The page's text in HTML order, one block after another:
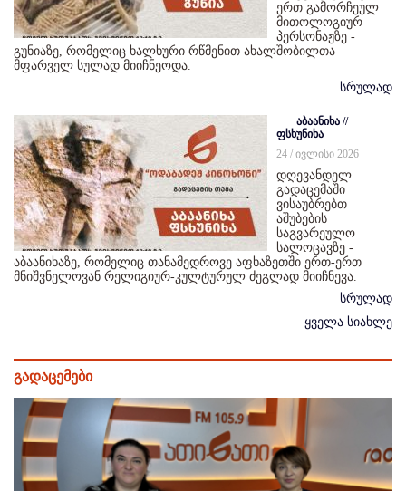
ერთ გამორჩეულ
მითოლოგიურ
პერსონაჟზე -
გუნიაზე, რომელიც ხალხური რწმენით ახალშობილთა
მფარველ სულად მიიჩნეოდა.
სრულად
აბაანიხა //
ფსხუნიხა
24 / ივლისი 2026
დღევანდელ
გადაცემაში
ვისაუბრებთ
აშუბების
საგვარეულო
სალოცავზე -
აბაანიხაზე, რომელიც თანამედროვე აფხაზეთში ერთ-ერთ
მნიშვნელოვან რელიგიურ-კულტურულ ძეგლად მიიჩნევა.
სრულად
ყველა სიახლე
გადაცემები